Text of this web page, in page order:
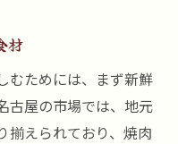
材
むためには、まず新鮮
古屋の市場では、地元
揃えられており、焼肉